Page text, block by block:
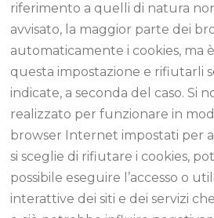
riferimento a quelli di natura
avvisato, la maggior parte dei
automaticamente i cookies, ma
questa impostazione e rifiutarli
indicate, a seconda del caso. Si
realizzato per funzionare in
browser Internet impostati per
si sceglie di rifiutare i cookies,
possibile eseguire l’accesso o
interattive dei siti e dei servizi